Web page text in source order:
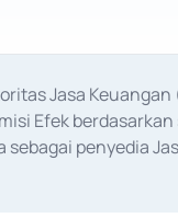
Jasa Keuangan
Efek
sebagai penyedia